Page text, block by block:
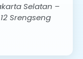
Selatan –
Srengseng